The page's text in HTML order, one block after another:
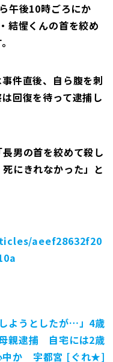
午後10時ごろにか
結惺くんの首を絞め
件直後、自ら腹を刺
回復を待って逮捕し
男の首を絞めて殺し
にきれなかった」と
aeef28632f20
ようとしたが…」4歳
親逮捕 自宅には2歳
中か 宇都宮 [ぐれ★]